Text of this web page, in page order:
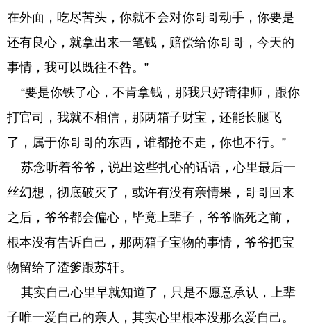
在外面，吃尽苦头，你就不会对你哥哥动手，你要是
还有良心，就拿出来一笔钱，赔偿给你哥哥，今天的
事情，我可以既往不咎。”
“要是你铁了心，不肯拿钱，那我只好请律师，跟你
打官司，我就不相信，那两箱子财宝，还能长腿飞
了，属于你哥哥的东西，谁都抢不走，你也不行。”
苏念听着爷爷，说出这些扎心的话语，心里最后一
丝幻想，彻底破灭了，或许有没有亲情果，哥哥回来
之后，爷爷都会偏心，毕竟上辈子，爷爷临死之前，
根本没有告诉自己，那两箱子宝物的事情，爷爷把宝
物留给了渣爹跟苏轩。
其实自己心里早就知道了，只是不愿意承认，上辈
子唯一爱自己的亲人，其实心里根本没那么爱自己。